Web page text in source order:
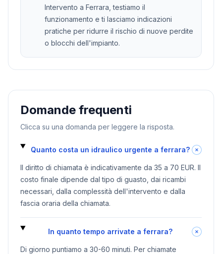
Intervento a Ferrara, testiamo il
funzionamento e ti lasciamo indicazioni
pratiche per ridurre il rischio di nuove perdite
o blocchi dell'impianto.
Domande frequenti
Clicca su una domanda per leggere la risposta.
Quanto costa un idraulico urgente a ferrara?
Il diritto di chiamata è indicativamente da 35 a 70 EUR. Il
costo finale dipende dal tipo di guasto, dai ricambi
necessari, dalla complessità dell'intervento e dalla
fascia oraria della chiamata.
In quanto tempo arrivate a ferrara?
Di giorno puntiamo a 30-60 minuti. Per chiamate